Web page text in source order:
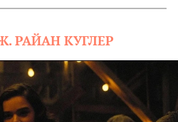
РАЙАН КУГЛЕР